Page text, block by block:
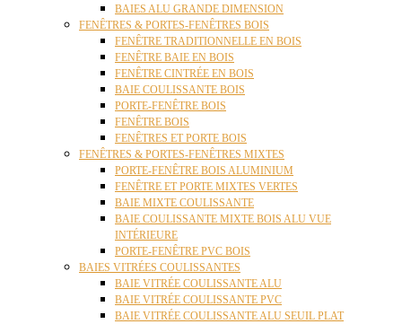
BAIES ALU GRANDE DIMENSION
FENÊTRES & PORTES-FENÊTRES BOIS
FENÊTRE TRADITIONNELLE EN BOIS
FENÊTRE BAIE EN BOIS
FENÊTRE CINTRÉE EN BOIS
BAIE COULISSANTE BOIS
PORTE-FENÊTRE BOIS
FENÊTRE BOIS
FENÊTRES ET PORTE BOIS
FENÊTRES & PORTES-FENÊTRES MIXTES
PORTE-FENÊTRE BOIS ALUMINIUM
FENÊTRE ET PORTE MIXTES VERTES
BAIE MIXTE COULISSANTE
BAIE COULISSANTE MIXTE BOIS ALU VUE
INTÉRIEURE
PORTE-FENÊTRE PVC BOIS
BAIES VITRÉES COULISSANTES
BAIE VITRÉE COULISSANTE ALU
BAIE VITRÉE COULISSANTE PVC
BAIE VITRÉE COULISSANTE ALU SEUIL PLAT